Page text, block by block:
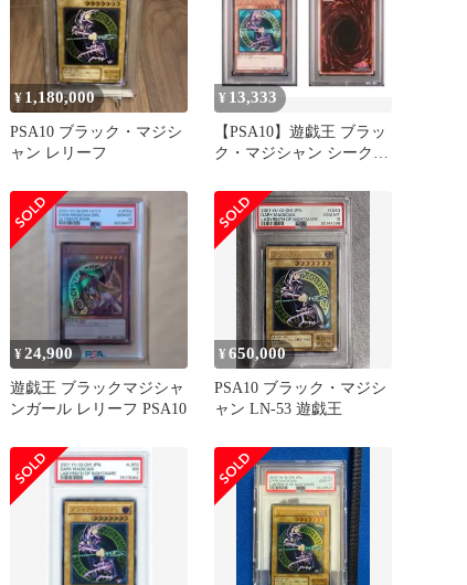
¥ 1,180,000
PSA10 ブラック・マジシ
ャン レリーフ
¥ 13,333
【PSA10】遊戯王 ブラッ
ク・マジシャン シークレ
¥24,900
遊戯王 ブラックマジシャ
ンガール レリーフ PSA10
¥650,000
PSA10 ブラック・マジシ
ャン LN-53 遊戯王